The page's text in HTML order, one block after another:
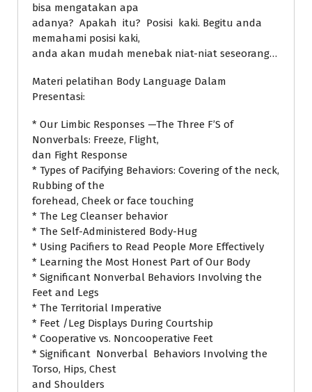
bisa mengatakan apa
adanya? Apakah itu? Posisi kaki. Begitu anda
memahami posisi kaki,
anda akan mudah menebak niat-niat seseorang…
Materi pelatihan Body Language Dalam
Presentasi:
* Our Limbic Responses —The Three F’S of
Nonverbals: Freeze, Flight,
dan Fight Response
* Types of Pacifying Behaviors: Covering of the neck,
Rubbing of the
forehead, Cheek or face touching
* The Leg Cleanser behavior
* The Self-Administered Body-Hug
* Using Pacifiers to Read People More Effectively
* Learning the Most Honest Part of Our Body
* Significant Nonverbal Behaviors Involving the
Feet and Legs
* The Territorial Imperative
* Feet /Leg Displays During Courtship
* Cooperative vs. Noncooperative Feet
* Significant Nonverbal Behaviors Involving the
Torso, Hips, Chest
and Shoulders